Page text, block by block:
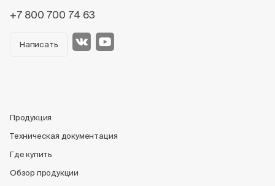
+7 800 700 74 63
Написать
Продукция
Техническая документация
Где купить
Обзор продукции